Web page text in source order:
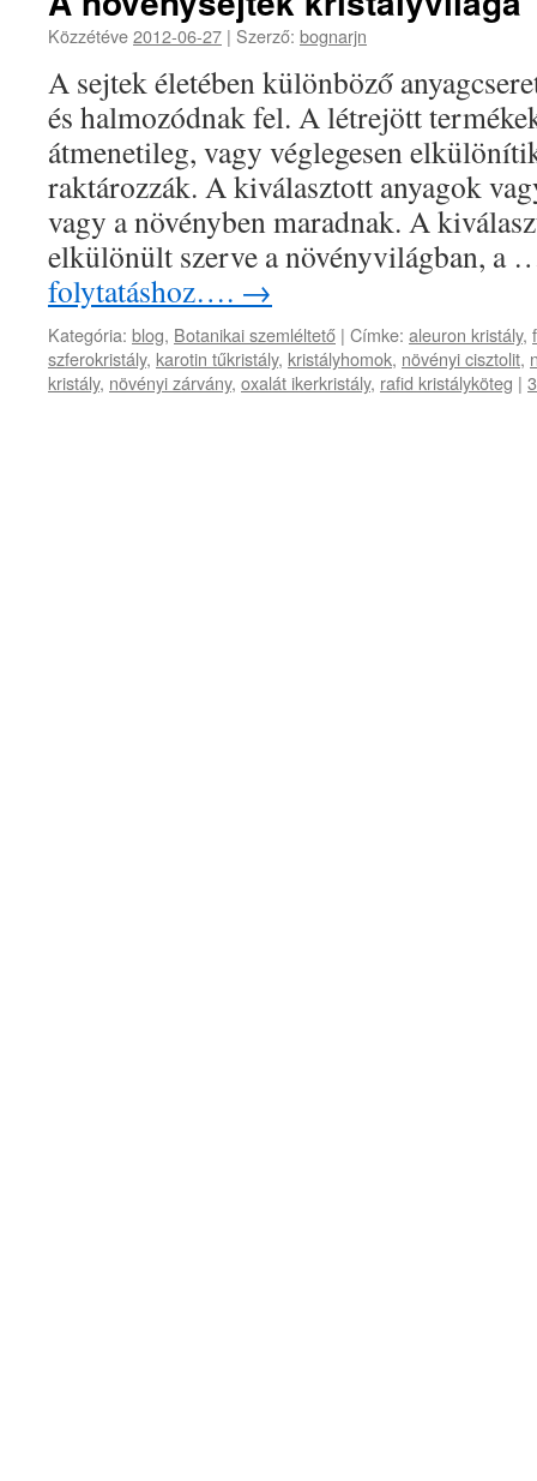
Közzétéve2012-06-27 | Szerző: bognarjn
A sejtek életében különböző
és halmozódnak fel. A létrejött
átmenetileg, vagy véglegesen
raktározzák. A kiválasztott anyagok
vagy a növényben maradnak. A
elkülönült szerve a növényvilágban, a
folytatáshoz…. →
Kategória: blog, Botanikai szemléltető | Címke: aleuron kristály,
szferokristály, karotin tűkristály, kristályhomok, növényi cisztolit,
kristály, növényi zárvány, oxalát ikerkristály, rafid kristályköteg |